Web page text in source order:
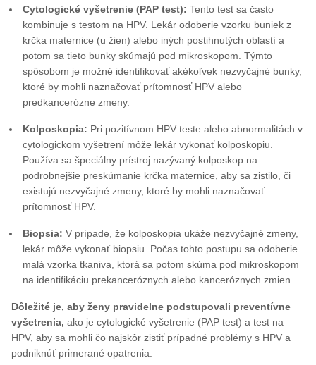
Cytologické vyšetrenie (PAP test): Tento test sa často
kombinuje s testom na HPV. Lekár odoberie vzorku buniek z
krčka maternice (u žien) alebo iných postihnutých oblastí a
potom sa tieto bunky skúmajú pod mikroskopom. Týmto
spôsobom je možné identifikovať akékoľvek nezvyčajné bunky,
ktoré by mohli naznačovať prítomnosť HPV alebo
predkancerózne zmeny.
Kolposkopia: Pri pozitívnom HPV teste alebo abnormalitách v
cytologickom vyšetrení môže lekár vykonať kolposkopiu.
Používa sa špeciálny prístroj nazývaný kolposkop na
podrobnejšie preskúmanie krčka maternice, aby sa zistilo, či
existujú nezvyčajné zmeny, ktoré by mohli naznačovať
prítomnosť HPV.
Biopsia: V prípade, že kolposkopia ukáže nezvyčajné zmeny,
lekár môže vykonať biopsiu. Počas tohto postupu sa odoberie
malá vzorka tkaniva, ktorá sa potom skúma pod mikroskopom
na identifikáciu prekanceróznych alebo kanceróznych zmien.
Dôležité je, aby ženy pravidelne podstupovali preventívne
vyšetrenia, ako je cytologické vyšetrenie (PAP test) a test na
HPV, aby sa mohli čo najskôr zistiť prípadné problémy s HPV a
podniknúť primerané opatrenia.